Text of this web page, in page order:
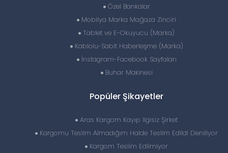
Özel Bankalar
Mobilya Marka Mağaza Zinciri
Tablet ve E-Okuyucu (Marka)
Kablolu-Sabit Haberleşme (Marka)
İnstagram-Facebook Sayfaları
Buhar Makinesi
Popüler Şikayetler
Aras Kargom Kayıp Ilgisiz Şirket
Kargomu Teslim Almadığım Halde Teslim Edildi Deniliyor
Kargom Teslim Edilmiyor